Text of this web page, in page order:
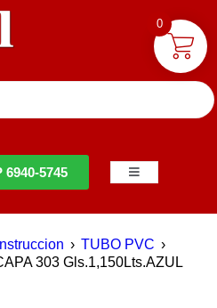
6940-5745
› TUBO PVC ›
303 Gls.1,150Lts.AZUL
0